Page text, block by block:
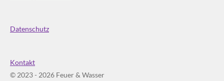
Datenschutz
Kontakt
© 2023 - 2026 Feuer & Wasser